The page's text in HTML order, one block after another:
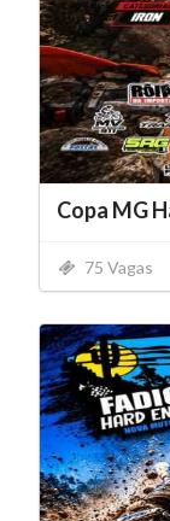
Copa MG
75 Vagas